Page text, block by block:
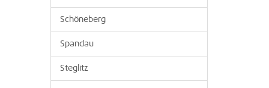
Schöneberg
Spandau
Steglitz